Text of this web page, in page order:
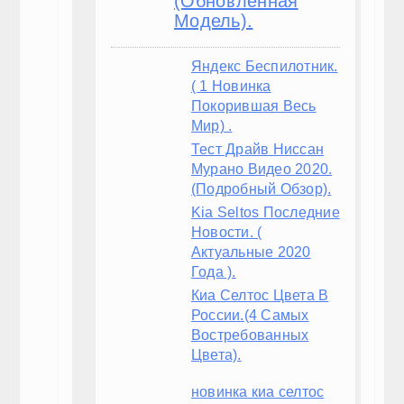
Модель).
Яндекс Беспилотник.
( 1 Новинка
Покорившая Весь
Мир) .
Тест Драйв Ниссан
Мурано Видео 2020.
(Подробный Обзор).
Kia Seltos Последние
Новости. (
Актуальные 2020
Года ).
Киа Селтос Цвета В
России.(4 Самых
Востребованных
Цвета).
новинка киа селтос